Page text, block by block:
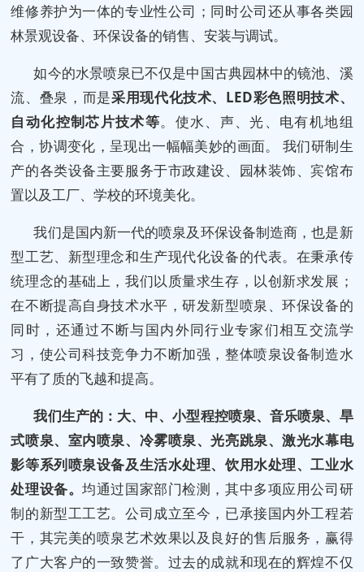
维修养护为一体的专业性公司；同时公司还从事各类园
林景观设备、环保设备的销售、安装与调试。
如今的水景喷泉已不仅是中国古典园林中的镜池、溪
流、叠泉，而是采用现代化技术、LED彩色照明技术、
自动化控制芯片技术等。使水、声、光、电有机地组
合，协调变化，呈现出一幅幅美妙的画面。 我们研制生
产的各类设备主要服务于市政建设、园林装饰、宾馆布
置以及工厂、学校的环境美化。
我们是国内新一代的喷泉及环保设备制造商，也是新
型工艺、新型理念和生产现代化设备的代表。在秉承传
统理念的基础上，我们以质量求生存，以创新求发展；
在不断提高自身技术水平，研发新型喷泉、环保设备的
同时，还通过不断与国内外同行业专家们相互交流学
习，使公司科技竞争力不断加强，整体喷泉设备制造水
平有了质的飞越和提高。
我们生产的：大、中、小型程控喷泉、音乐喷泉、旱
式喷泉、室内喷泉、冷雾喷泉、光亮跳泉、激光水幕电
影等系列喷泉设备及生活水处理、饮用水处理、工业水
处理设备。均通过国家部门检测，其中多项应用公司研
制的新型工工艺。公司成立至今，已承接国内外工程若
干，其完美的喷泉艺术效果以及良好的售后服务，赢得
了广大客户的一致赞誉。过去的成就和现在的辉煌不仅